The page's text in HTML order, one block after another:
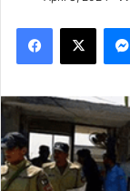
Facebook
X